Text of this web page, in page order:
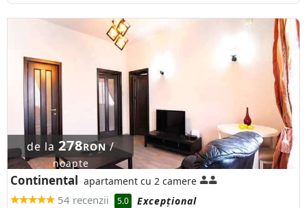
de la 278RON/
noapte
Continental apartament cu 2 camere
54 recenzii 5.0
Excepţional